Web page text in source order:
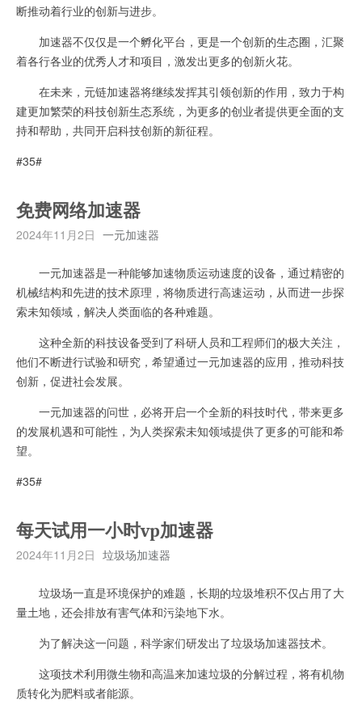
断推动着行业的创新与进步。
加速器不仅仅是一个孵化平台，更是一个创新的生态圈，汇聚
着各行各业的优秀人才和项目，激发出更多的创新火花。
在未来，元链加速器将继续发挥其引领创新的作用，致力于构
建更加繁荣的科技创新生态系统，为更多的创业者提供更全面的支
持和帮助，共同开启科技创新的新征程。
#35#
免费网络加速器
2024年11月2日 一元加速器
一元加速器是一种能够加速物质运动速度的设备，通过精密的
机械结构和先进的技术原理，将物质进行高速运动，从而进一步探
索未知领域，解决人类面临的各种难题。
这种全新的科技设备受到了科研人员和工程师们的极大关注，
他们不断进行试验和研究，希望通过一元加速器的应用，推动科技
创新，促进社会发展。
一元加速器的问世，必将开启一个全新的科技时代，带来更多
的发展机遇和可能性，为人类探索未知领域提供了更多的可能和希
望。
#35#
每天试用一小时vp加速器
2024年11月2日 垃圾场加速器
垃圾场一直是环境保护的难题，长期的垃圾堆积不仅占用了大
量土地，还会排放有害气体和污染地下水。
为了解决这一问题，科学家们研发出了垃圾场加速器技术。
这项技术利用微生物和高温来加速垃圾的分解过程，将有机物
质转化为肥料或者能源。